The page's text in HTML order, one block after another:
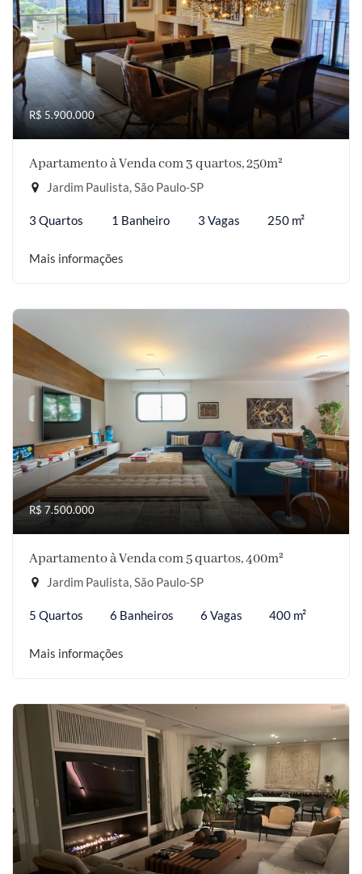
R$ 5.900.000
Apartamento à Venda com 3 quartos, 250m²
Jardim Paulista, São Paulo-SP
3 Quartos 1 Banheiro 3 Vagas 250 m²
Mais informações
R$ 7.500.000
Apartamento à Venda com 5 quartos, 400m²
Jardim Paulista, São Paulo-SP
5 Quartos 6 Banheiros 6 Vagas 400 m²
Mais informações